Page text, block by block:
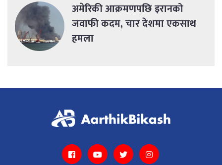
अमेरिकी आक्रमणपछि इरानको
जवाफी कदम, चार देशमा एकसाथ
हमला